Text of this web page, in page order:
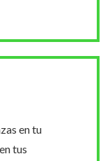
en tu
tus